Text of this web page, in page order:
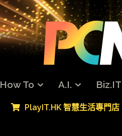
How To A.I. Biz.IT
PlayIT.HK 智慧生活專門店